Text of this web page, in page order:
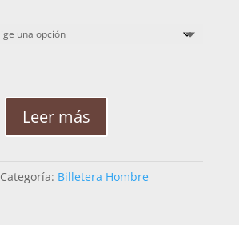
Leer más
Categoría: Billetera Hombre